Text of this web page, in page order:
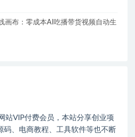
画布：零成本AI吃播带货视频自动生
站VIP付费会员，本站分享创业项
码、电商教程、工具软件等也不断